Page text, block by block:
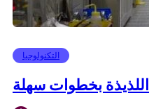
التكنولوجيا
بخطوات سهلة